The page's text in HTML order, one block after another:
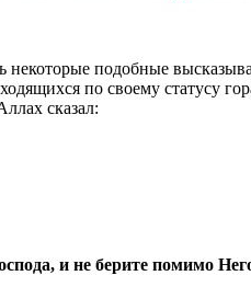
некоторые подобные
по своему статусу
сказал:
и не берите помимо